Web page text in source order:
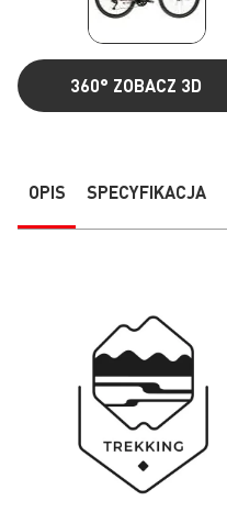
360° ZOBACZ 3D
galerii
OPIS SPECYFIKACJA